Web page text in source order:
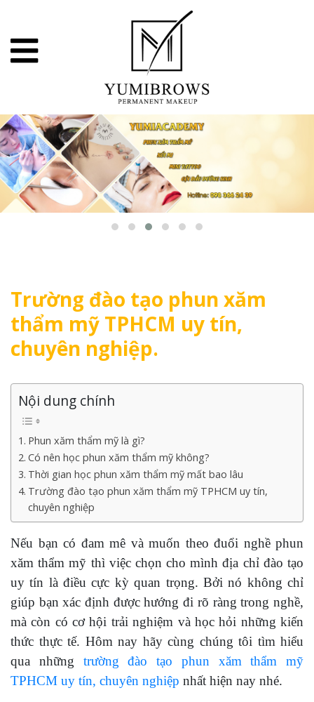
Trường đào tạo phun xăm
thẩm mỹ TPHCM uy tín,
chuyên nghiệp.
Nội dung chính
Phun xăm thẩm mỹ là gì?
Có nên học phun xăm thẩm mỹ không?
Thời gian học phun xăm thẩm mỹ mất bao lâu
Trường đào tạo phun xăm thẩm mỹ TPHCM uy tín,
chuyên nghiệp
Nếu bạn có đam mê và muốn theo đuổi nghề phun
xăm thẩm mỹ thì việc chọn cho mình địa chỉ đào tạo
uy tín là điều cực kỳ quan trọng. Bởi nó không chỉ
giúp bạn xác định được hướng đi rõ ràng trong nghề,
mà còn có cơ hội trải nghiệm và học hỏi những kiến
thức thực tế. Hôm nay hãy cùng chúng tôi tìm hiểu
qua những trường đào tạo phun xăm thẩm mỹ
TPHCM uy tín, chuyên nghiệp nhất hiện nay nhé.